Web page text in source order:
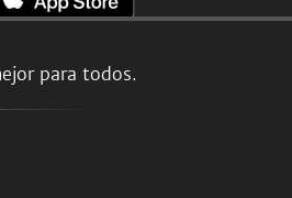
para todos.